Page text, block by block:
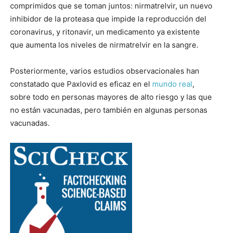
comprimidos que se toman juntos: nirmatrelvir, un nuevo
inhibidor de la proteasa que impide la reproducción del
coronavirus, y ritonavir, un medicamento ya existente
que aumenta los niveles de nirmatrelvir en la sangre.
Posteriormente, varios estudios observacionales han
constatado que Paxlovid es eficaz en el mundo real,
sobre todo en personas mayores de alto riesgo y las que
no están vacunadas, pero también en algunas personas
vacunadas.